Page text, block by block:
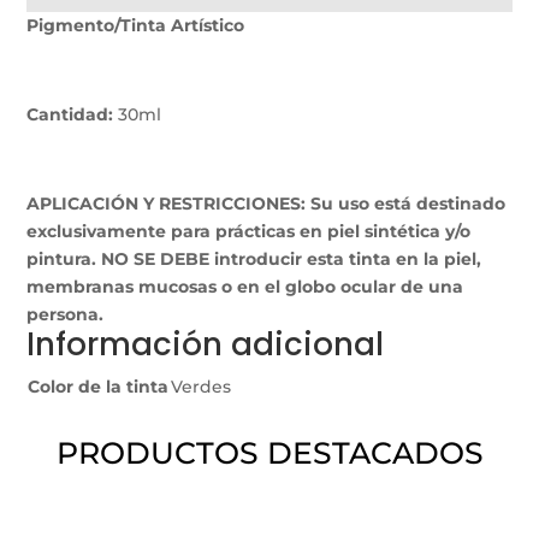
Pigmento/Tinta Artístico
Cantidad: 30ml
APLICACIÓN Y RESTRICCIONES: Su uso está destinado
exclusivamente para prácticas en piel sintética y/o
pintura. NO SE DEBE introducir esta tinta en la piel,
membranas mucosas o en el globo ocular de una
persona.
Información adicional
Color de la tintaVerdes
PRODUCTOS DESTACADOS